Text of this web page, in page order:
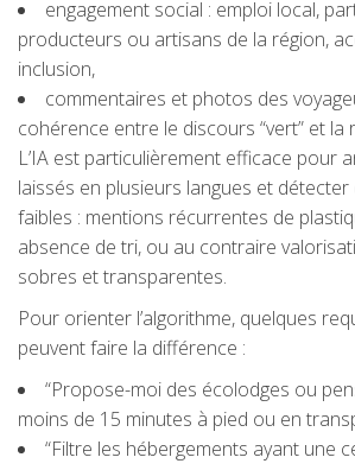
engagement social : emploi local,
producteurs ou artisans de la région,
inclusion,
commentaires et photos des
cohérence entre le discours “vert” et la
L’IA est particulièrement efficace pour
laissés en plusieurs langues et détecter
faibles : mentions récurrentes de
absence de tri, ou au contraire
sobres et transparentes.
Pour orienter l’algorithme, quelques
peuvent faire la différence :
“Propose-moi des écolodges ou
moins de 15 minutes à pied ou en
“Filtre les hébergements ayant une